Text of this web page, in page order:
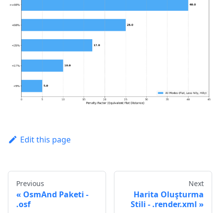
Edit this page
Previous
OsmAnd Paketi -
.osf
Next
Harita Oluşturma
Stili - .render.xml